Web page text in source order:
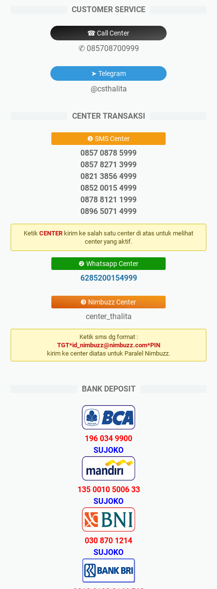
CUSTOMER SERVICE
☎ Call Center
✆ 085708700999
➤ Telegram
@csthalita
CENTER TRANSAKSI
❶ SMS Center
0857 0878 5999
0857 8271 3999
0821 3856 4999
0852 0015 4999
0878 8121 1999
0896 5071 4999
Ketik CENTER kirim ke salah satu center di atas untuk melihat
center yang aktif.
❷ Whatsapp Center
6285200154999
❸ Nimbuzz Center
center_thalita
Ketik sms dg format :
TGT*id_nimbuzz@nimbuzz.com*PIN
kirim ke center diatas untuk Paralel Nimbuzz.
BANK DEPOSIT
196 034 9900
SUJOKO
135 0010 5006 33
SUJOKO
030 870 1214
SUJOKO